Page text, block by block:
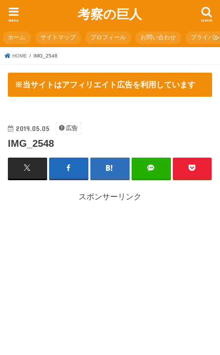
考察の巨人 search
menu
ホーム サイトマップ プロフィール お問い合わせ プライバ
HOME IMG_2548
※当サイトはアフィリエイト広告を利用しています
2019.05.05 広告
IMG_2548
スポンサーリンク